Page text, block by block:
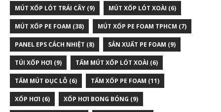
MÚT XỐP LÓT TRÁI CÂY (9) MÚT XỐP LÓT XOÀI (6)
MÚT XỐP PE FOAM (38) MÚT XỐP PE FOAM TPHCM (7)
PANEL EPS CÁCH NHIỆT (8) SẢN XUẤT PE FOAM (9)
TÚI XỐP HƠI (9) TẤM MÚT XỐP LÓT XOÀI (6)
TẤM MÚT ĐỤC LỖ (6) TẤM XỐP PE FOAM (11)
XỐP HƠI (6) XỐP HƠI BONG BÓNG (9)